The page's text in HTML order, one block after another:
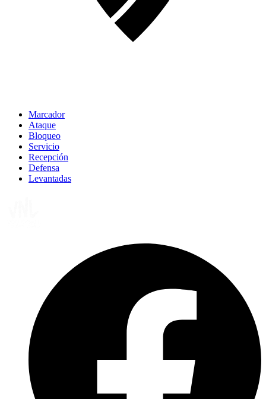
Marcador
Ataque
Bloqueo
Servicio
Recepción
Defensa
Levantadas